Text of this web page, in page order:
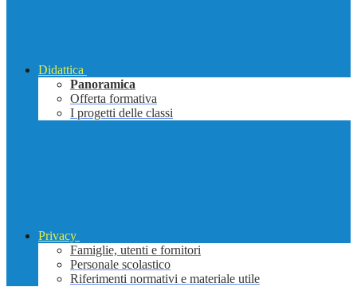
Didattica
Panoramica
Offerta formativa
I progetti delle classi
Privacy
Famiglie, utenti e fornitori
Personale scolastico
Riferimenti normativi e materiale utile